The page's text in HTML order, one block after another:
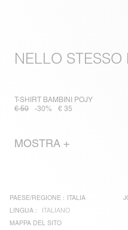
NELLO STESSO
T-SHIRT BAMBINI POJY
€ 50
-30% € 35
MOSTRA +
PAESE/REGIONE :
ITALIA
LINGUA :
ITALIANO
MAPPA DEL SITO